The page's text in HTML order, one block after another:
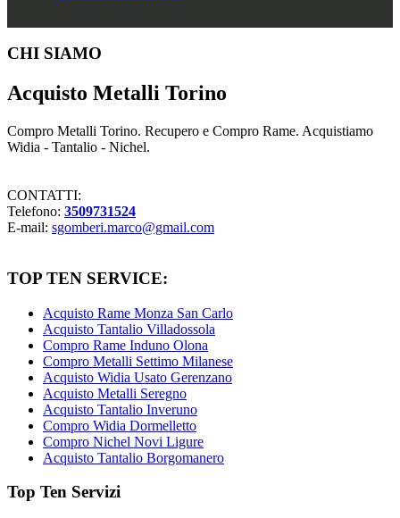
Footer
CHI SIAMO
Acquisto Metalli Torino
Compro Metalli Torino. Recupero e Compro Rame. Acquistiamo
Widia - Tantalio - Nichel.
CONTATTI:
Telefono: 3509731524
E-mail: sgomberi.marco@gmail.com
TOP TEN SERVICE:
Acquisto Rame Monza San Carlo
Acquisto Tantalio Villadossola
Compro Rame Induno Olona
Compro Metalli Settimo Milanese
Acquisto Widia Usato Gerenzano
Acquisto Metalli Seregno
Acquisto Tantalio Inveruno
Compro Widia Dormelletto
Compro Nichel Novi Ligure
Acquisto Tantalio Borgomanero
Top Ten Servizi